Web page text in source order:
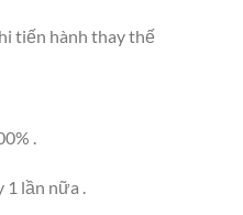
tiến hành thay thế
.
1 lần nữa .